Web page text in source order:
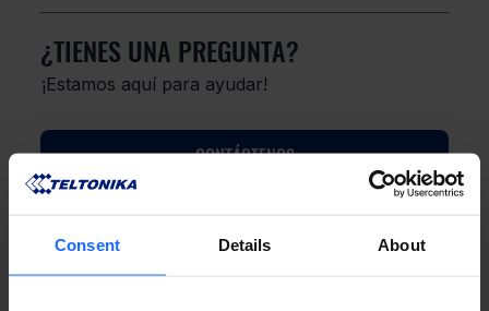
Consent Details About
¿TIENES UNA PREGUNTA?
¡Estamos aquí para ayudar!
CONTÁCTENOS